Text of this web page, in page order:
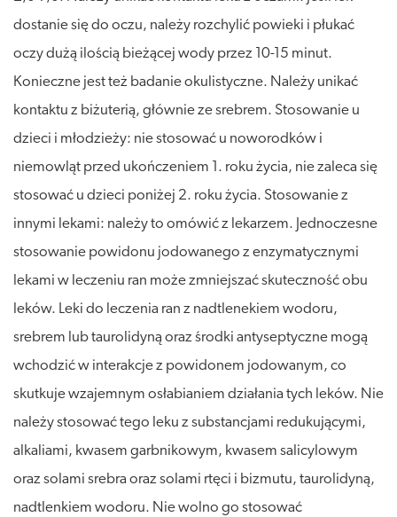
dostanie się do oczu, należy rozchylić powieki i płukać
oczy dużą ilością bieżącej wody przez 10-15 minut.
Konieczne jest też badanie okulistyczne. Należy unikać
kontaktu z biżuterią, głównie ze srebrem. Stosowanie u
dzieci i młodzieży: nie stosować u noworodków i
niemowląt przed ukończeniem 1. roku życia, nie zaleca się
stosować u dzieci poniżej 2. roku życia. Stosowanie z
innymi lekami: należy to omówić z lekarzem. Jednoczesne
stosowanie powidonu jodowanego z enzymatycznymi
lekami w leczeniu ran może zmniejszać skuteczność obu
leków. Leki do leczenia ran z nadtlenekiem wodoru,
srebrem lub taurolidyną oraz środki antyseptyczne mogą
wchodzić w interakcje z powidonem jodowanym, co
skutkuje wzajemnym osłabianiem działania tych leków. Nie
należy stosować tego leku z substancjami redukującymi,
alkaliami, kwasem garbnikowym, kwasem salicylowym
oraz solami srebra oraz solami rtęci i bizmutu, taurolidyną,
nadtlenkiem wodoru. Nie wolno go stosować